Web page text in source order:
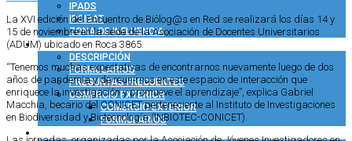
IPADS
IPSIBAT
ZONA DE INFLUENCIA
ADMINISTRACIÓN
DESCRIPCIÓN
FORMULARIOS
PREGUNTAS FRECUENTES
COMERCIO EXTERIOR
COMERCIO EXTERIOR
FORMULARIOS
La XVI edición del Encuentro de Biólog@s en Red se realizará los días 14 y
15 de noviembre en la sede de la Asociación de Docentes Universitarios
(ADUM) ubicado en Roca 3865.
“Tenemos muchas expectativas de encontrarnos nuevamente luego de dos
años de pandemia y de reunirnos en este espacio de interacción que
enriquece la investigación y promueve el aprendizaje”, explica Gabriel
Macchia, becario del CONICET perteneciente al Instituto de Investigaciones
en Biodiversidad y Biotecnología (INBIOTEC-CONICET).